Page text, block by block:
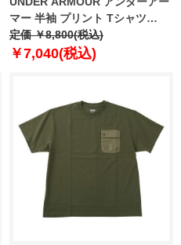
マー 半袖 プリント Tシャツ
CITY CLASSIC SS USA直輸入
6009326-008
定価 ￥8,800(税込)
￥7,040(税込)